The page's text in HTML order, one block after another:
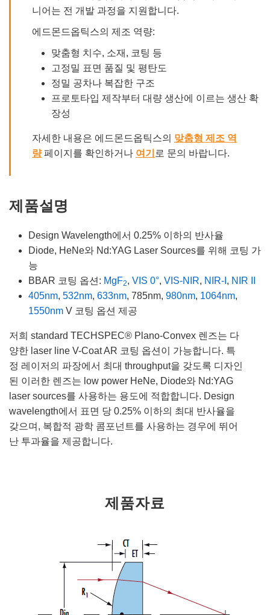
니어는 전 개발 과정을 지원합니다.
에드몬드옵틱스의 제조 역량:
맞춤형 치수, 소재, 코팅 등
고정밀 표면 품질 및 평탄도
정밀 공차나 복잡한 구조
프로토타입 제작부터 대량 생산에 이르는 생산 확
장성
자세한 내용은 에드몬드옵틱스의 맞춤형 제조 역
량페이지를 확인하거나 여기 로 문의 바랍니다.
제품설명
Design Wavelength에서 0.25% 이하의 반사율
Diode, HeNe와 Nd:YAG Laser Sources를 위해 코팅 가
능
BBAR 코팅 옵션: MgF2, VIS 0°, VIS-NIR, NIR-I , NIR II
405nm, 532nm, 633nm, 785nm, 980nm, 1064nm,
1550nm V 코팅 옵션 제공
저희 standard TECHSPEC® Plano-Convex 렌즈는 다
양한 laser line V-Coat AR 코팅 옵션이 가능합니다. 특
정 레이저의 파장에서 최대 throughput을 갖도록 디자인
된 이러한 렌즈는 low power HeNe, Diode와 Nd:YAG
laser sources를 사용하는 용도에 적합합니다. Design
wavelength에서 표면 당 0.25% 이하의 최대 반사율을
갖으며, 복합적 광학 콤포넌트를 사용하는 경우에 뛰어
난 투과율을 제공합니다.
제품자료